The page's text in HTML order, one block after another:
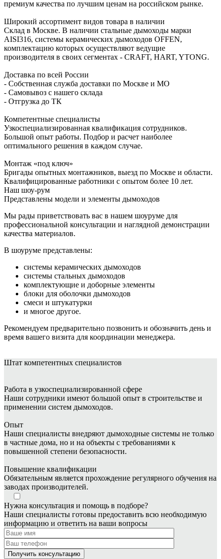
премиум качества по лучшим ценам на российском рынке.
Широкий ассортимент видов товара в наличии
Склад в Москве. В наличии стальные дымоходы марки
AISI316, системы керамических дымоходов OFFEN,
комплектацию которых осуществляют ведущие
производителя в своих сегментах - CRAFT, HART, YTONG.
Доставка по всей России
- Собственная служба доставки по Москве и МО
- Самовывоз с нашего склада
- Отгрузка до ТК
Компетентные специалисты
Узкоспециализированная квалификация сотрудников.
Большой опыт работы. Подбор и расчет наиболее
оптимального решения в каждом случае.
Монтаж «под ключ»
Бригады опытных монтажников, выезд по Москве и области.
Квалифицированные работники с опытом более 10 лет.
Наш шоу-рум
Представлены модели и элементы дымоходов
Мы рады приветствовать вас в нашем шоуруме для
профессиональной консультации и наглядной демонстрации
качества материалов.
В шоуруме представлены:
системы керамических дымоходов
системы стальных дымоходов
комплектующие и доборные элементы
блоки для оболочки дымоходов
смеси и штукатурки
и многое другое.
Рекомендуем предварительно позвонить и обозначить день и
время вашего визита для координации менеджера.
Штат компетентных специалистов
Работа в узкоспециализированной сфере
Наши сотрудники имеют большой опыт в строительстве и
применении систем дымоходов.
Опыт
Наши специалисты внедряют дымоходные системы не только
в частные дома, но и на объекты с требованиями к
повышенной степени безопасности.
Повышение квалификации
Обязательным является прохождение регулярного обучения на
заводах производителей.
Нужна консультация и помощь в подборе?
Наши специалисты готовы предоставить всю необходимую
информацию и ответить на ваши вопросы